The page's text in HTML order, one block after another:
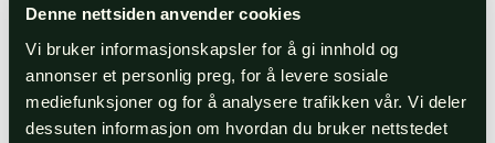
Denne nettsiden anvender cookies
Vi bruker informasjonskapsler for å gi innhold og
annonser et personlig preg, for å levere sosiale
mediefunksjoner og for å analysere trafikken vår. Vi deler
dessuten informasjon om hvordan du bruker nettstedet
Brosjyrer
Etiketter og klistremerker